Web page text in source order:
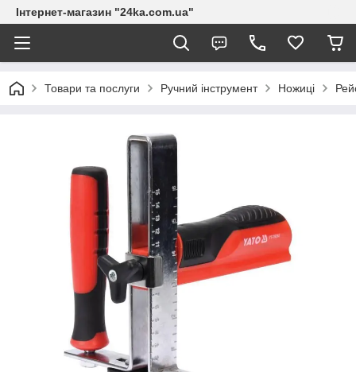
Інтернет-магазин "24ka.com.ua"
Товари та послуги Ручний інструмент Ножиці